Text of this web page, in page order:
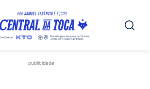
publicidade